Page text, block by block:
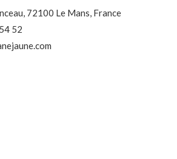
72100 Le Mans, France
52